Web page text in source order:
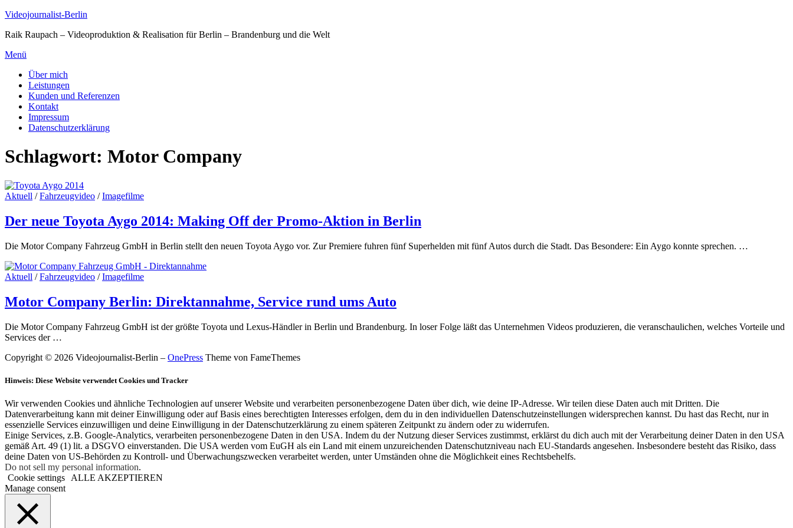
Zum
springen
Videojournalist-Berlin
Raik Raupach – Videoproduktion & Realisation für Berlin – Brandenburg und die Welt
Menü
Über mich
Leistungen
Kunden und Referenzen
Kontakt
Impressum
Datenschutzerklärung
Schlagwort: Motor Company
Aktuell /Fahrzeugvideo /Imagefilme
Der neue Toyota Aygo 2014: Making Off der Promo-Aktion in Berlin
Die Motor Company Fahrzeug GmbH in Berlin stellt den neuen Toyota Aygo vor. Zur Premiere fuhren fünf Superhelden mit fünf Autos durch die Stadt. Das Besondere: Ein Aygo konnte sprechen. …
Aktuell /Fahrzeugvideo /Imagefilme
Motor Company Berlin: Direktannahme, Service rund ums Auto
Die Motor Company Fahrzeug GmbH ist der größte Toyota und Lexus-Händler in Berlin und Brandenburg. In loser Folge läßt das Unternehmen Videos produzieren, die veranschaulichen, welches Vorteile und
Services der …
Copyright © 2026 Videojournalist-Berlin – OnePress Theme von FameThemes
Hinweis: Diese Website verwendet Cookies und Tracker
Wir verwenden Cookies und ähnliche Technologien auf unserer Website und verarbeiten personenbezogene Daten über dich, wie deine IP-Adresse. Wir teilen diese Daten auch mit Dritten. Die
Datenverarbeitung kann mit deiner Einwilligung oder auf Basis eines berechtigten Interesses erfolgen, dem du in den individuellen Datenschutzeinstellungen widersprechen kannst. Du hast das Recht, nur in
essenzielle Services einzuwilligen und deine Einwilligung in der Datenschutzerklärung zu einem späteren Zeitpunkt zu ändern oder zu widerrufen.
Einige Services, z.B. Google-Analytics, verarbeiten personenbezogene Daten in den USA. Indem du der Nutzung dieser Services zustimmst, erklärst du dich auch mit der Verarbeitung deiner Daten in den USA
gemäß Art. 49 (1) lit. a DSGVO einverstanden. Die USA werden vom EuGH als ein Land mit einem unzureichenden Datenschutzniveau nach EU-Standards angesehen. Insbesondere besteht das Risiko, dass
deine Daten von US-Behörden zu Kontroll- und Überwachungszwecken verarbeitet werden, unter Umständen ohne die Möglichkeit eines Rechtsbehelfs.
Do not sell my personal information.
Cookie settings
ALLE AKZEPTIEREN
Manage consent